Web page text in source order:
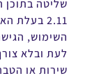
שליטה בתוכן
2.11
השימוש,
לעת ובלא
שירות או